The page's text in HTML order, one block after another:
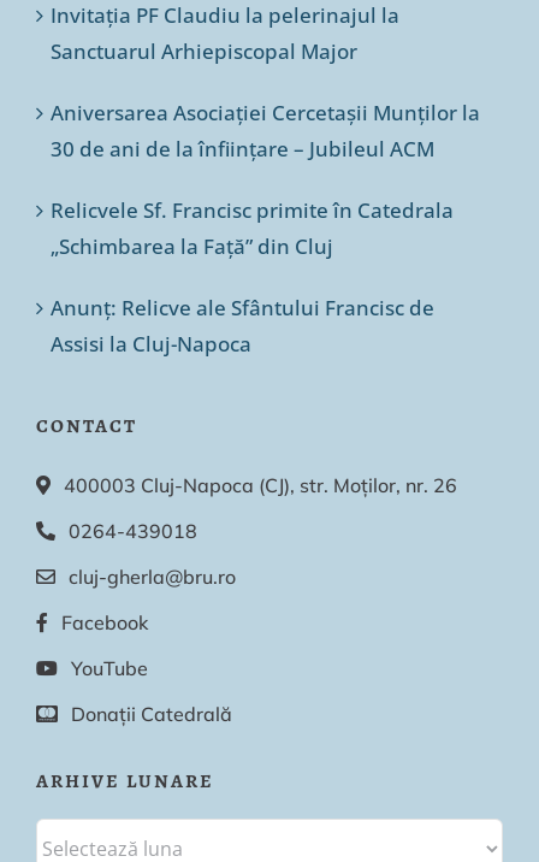
Invitația PF Claudiu la pelerinajul la
Sanctuarul Arhiepiscopal Major
Aniversarea Asociației Cercetașii Munților la
30 de ani de la înființare – Jubileul ACM
Relicvele Sf. Francisc primite în Catedrala
„Schimbarea la Față” din Cluj
Anunț: Relicve ale Sfântului Francisc de
Assisi la Cluj-Napoca
CONTACT
400003 Cluj-Napoca (CJ), str. Moților, nr. 26
0264-439018
cluj-gherla@bru.ro
Facebook
YouTube
Donații Catedrală
ARHIVE LUNARE